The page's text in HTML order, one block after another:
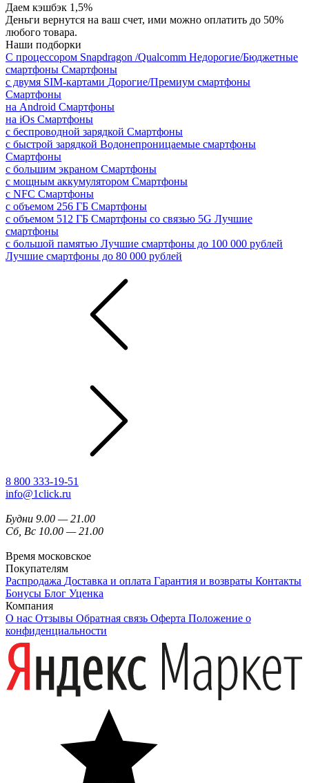
Даем кэшбэк 1,5%
Деньги вернутся на ваш счет, ими можно оплатить до 50%
любого товара.
Наши подборки
С процессором Snapdragon /Qualcomm Недорогие/Бюджетные
смартфоны Смартфоны
с двумя SIM-картами Дорогие/Премиум смартфоны
Смартфоны
на Android Смартфоны
на iOs Смартфоны
с беспроводной зарядкой Смартфоны
с быстрой зарядкой Водонепроницаемые смартфоны
Смартфоны
с большим экраном Смартфоны
с мощным аккумулятором Смартфоны
с NFC Смартфоны
с объемом 256 ГБ Смартфоны
с объемом 512 ГБ Смартфоны со связью 5G Лучшие
смартфоны
с большой памятью Лучшие смартфоны до 100 000 рублей
Лучшие смартфоны до 80 000 рублей
8 800 333-19-51
info@1click.ru
Будни 9.00 — 21.00
Сб, Вс 10.00 — 21.00
Время московское
Покупателям
Распродажа Доставка и оплата Гарантия и возвраты Контакты
Бонусы Блог Уценка
Компания
О нас Отзывы Обратная связь Оферта Положение о
конфиденциальности